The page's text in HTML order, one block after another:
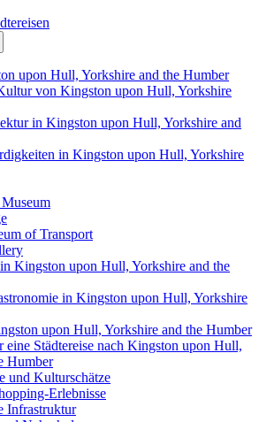
upon Hull, Yorkshire and the Humber
von Kingston upon Hull, Yorkshire
in Kingston upon Hull, Yorkshire and
in Kingston upon Hull, Yorkshire
of Transport
Kingston upon Hull, Yorkshire and the
in Kingston upon Hull, Yorkshire
upon Hull, Yorkshire and the Humber
eine Städtereise nach Kingston upon Hull,
Humber
und Kulturschätze
Erlebnisse
Infrastruktur